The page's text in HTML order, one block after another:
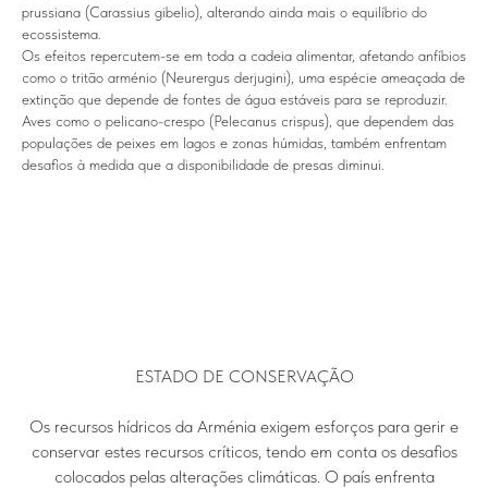
prussiana (Carassius gibelio), alterando ainda mais o equilíbrio do
ecossistema.
Os efeitos repercutem-se em toda a cadeia alimentar, afetando anfíbios
como o tritão arménio (Neurergus derjugini), uma espécie ameaçada de
extinção que depende de fontes de água estáveis para se reproduzir.
Aves como o pelicano-crespo (Pelecanus crispus), que dependem das
populações de peixes em lagos e zonas húmidas, também enfrentam
desafios à medida que a disponibilidade de presas diminui.
ESTADO DE CONSERVAÇÃO
Os recursos hídricos da Arménia exigem esforços para gerir e
conservar estes recursos críticos, tendo em conta os desafios
colocados pelas alterações climáticas. O país enfrenta